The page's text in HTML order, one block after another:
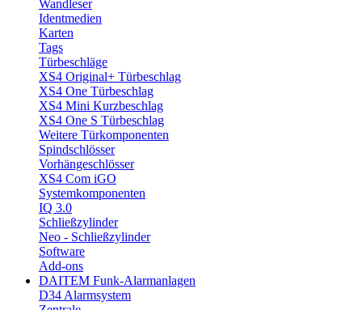
Wandleser
Identmedien
Karten
Tags
Türbeschläge
XS4 Original+ Türbeschlag
XS4 One Türbeschlag
XS4 Mini Kurzbeschlag
XS4 One S Türbeschlag
Weitere Türkomponenten
Spindschlösser
Vorhängeschlösser
XS4 Com iGO
Systemkomponenten
IQ 3.0
Schließzylinder
Neo - Schließzylinder
Software
Add-ons
DAITEM Funk-Alarmanlagen
D34 Alarmsystem